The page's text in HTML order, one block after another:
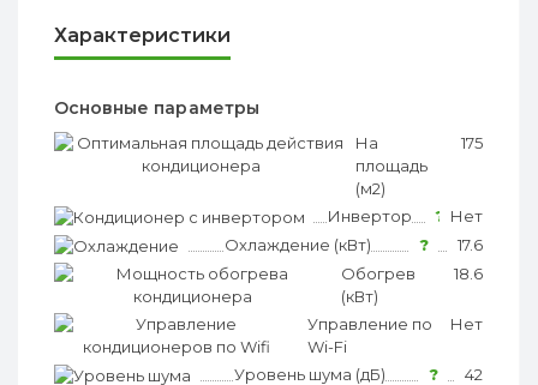
Характеристики
Основные параметры
На
площадь
(м2)
?
175
Инвертор ?
Нет
Охлаждение (кВт)
?
17.6
Обогрев
(кВт)
?
18.6
Управление по
Wi-Fi
?
Нет
Уровень шума (дБ) ?
42